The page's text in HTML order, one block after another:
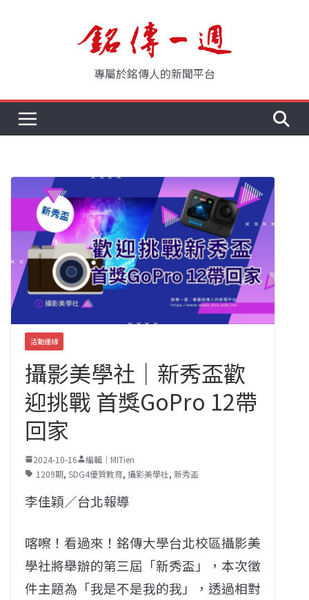
專屬於銘傳人的新聞平台
活動連線
攝影美學社｜新秀盃歡
迎挑戰 首獎GoPro 12帶
回家
2024-10-16
編輯｜MITien
1209期, SDG4優質教育, 攝影美學社, 新秀盃
李佳穎／台北報導
喀嚓！看過來！銘傳大學台北校區攝影美
學社將舉辦的第三屆「新秀盃」，本次徵
件主題為「我是不是我的我」，透過相對